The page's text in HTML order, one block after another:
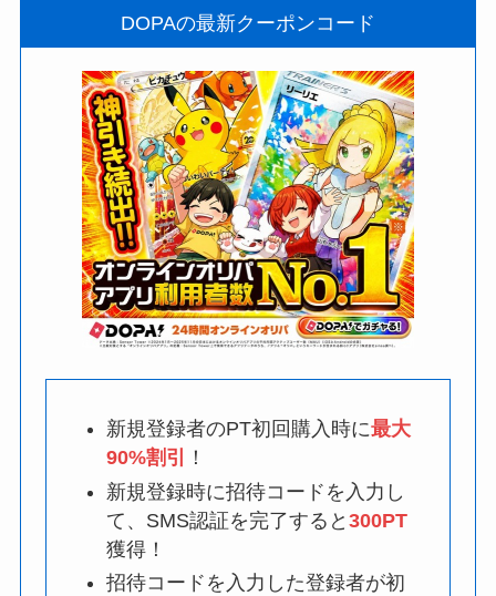
DOPAの最新クーポンコード
新規登録者のPT初回購入時に最大
90%割引
！
新規登録時に招待コードを入力し
て、SMS認証を完了すると300PT
獲得！
招待コードを入力した登録者が初